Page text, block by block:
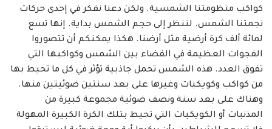
كواكب منظومتنا الشمسية. ولكن دعنا نفكر في إحدى حركات
نجمتنا الشمس. لننظر إلى حجم الشمس بداية. إنها تسع
لمائة ألف كرة أرضية مثل أرضنا. هكذا يمكنكم أن تتصوروا
الفجوات العظيمة في الفضاء بين الشمس وكواكبها التي
تفوق العدد. هذه الشمس تحمل جاذبية تؤثر في كل ما تحيط بها
من كواكب وكويكبات وغيرها على بعد سنتين ضوئيتين منها.
وهناك على بعد سنة ونصف ضوئية مجموعة كبيرة من
المذنبات أو الكويكبات التي تحيط بتلك الكرة الكبيرة المهولة